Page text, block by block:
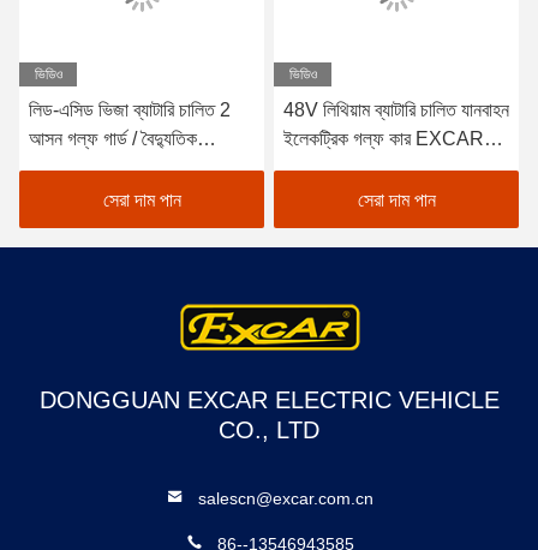
ভিডিও
লিড-এসিড ভিজা ব্যাটারি চালিত 2
আসন গল্ফ গার্ড / বৈদ্যুতিক
Buggy গাড়ী গল্ফ
সেরা দাম পান
ভিডিও
48V লিথিয়াম ব্যাটারি চালিত যানবাহন
ইলেকট্রিক গল্ফ কার EXCAR
A1S6+2 সাদা
সেরা দাম পান
DONGGUAN EXCAR ELECTRIC VEHICLE
CO., LTD
salescn@excar.com.cn
86--13546943585